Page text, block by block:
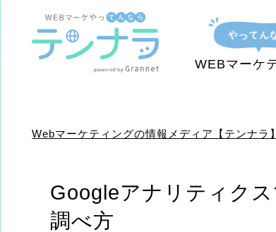
WEBマーケ
Webマーケティングの情報メディア【テンナラ】
Googleアナリティク
調べ方